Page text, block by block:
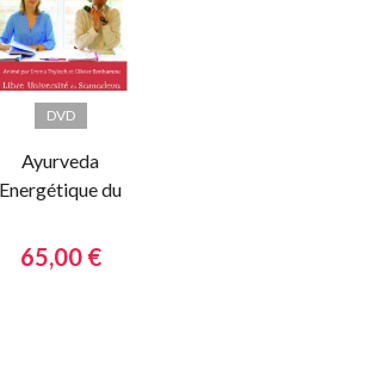
DVD
Ayurveda
Energétique du
supérieur
65,00 €